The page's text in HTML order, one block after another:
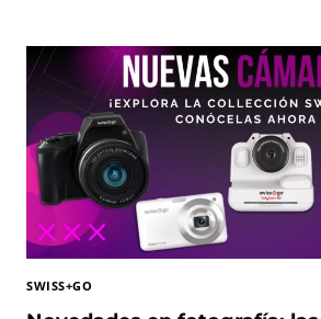
D
M
O
M
E
N
T
O
O
R
U
M
F
E
S
T
E
A
S
M
I
N
I
C
Á
R
SWISS+GO